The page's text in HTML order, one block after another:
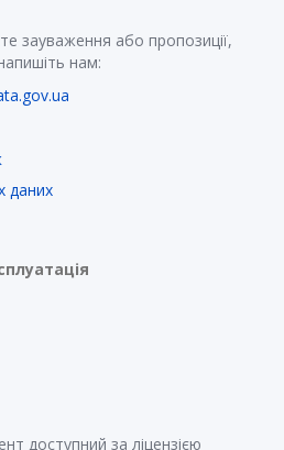
зауваження або пропозиції,
нам:
даних
доступний за ліцензією